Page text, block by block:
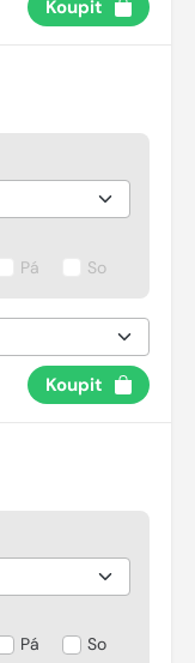
Koupit
Pá So
Koupit
Pá So